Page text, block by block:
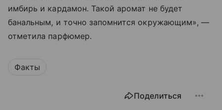
имбирь и кардамон. Такой аромат не будет
банальным, и точно запомнится окружающим», —
отметила парфюмер.
Факты
Поделиться